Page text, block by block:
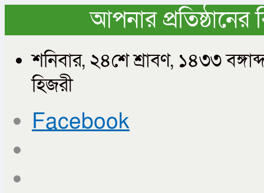
আপনার
শনিবার, ২৪শে শ্রাবণ, ১৪৩৩
হিজরী
Facebook